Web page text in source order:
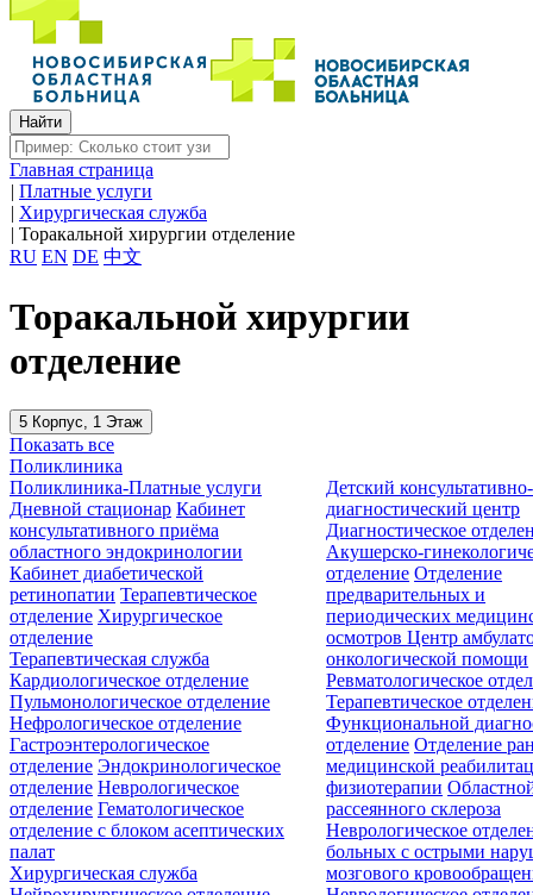
Главная страница
| Платные услуги
| Хирургическая служба
| Торакальной хирургии отделение
RU EN DE 中文
Торакальной хирургии
отделение
5 Корпус, 1 Этаж
Показать все
Поликлиника
Поликлиника-Платные услуги
Дневной стационар Кабинет
консультативного приёма
областного эндокринологии
Кабинет диабетической
ретинопатии Терапевтическое
отделение Хирургическое
отделение
Детский консультативно-
диагностический центр
Диагностическое
Акушерско-
отделение Отделение
предварительных и
периодических
осмотровЦентр
онкологической помощи
Терапевтическая служба
Кардиологическое отделение
Пульмонологическое отделение
Нефрологическое отделение
Гастроэнтерологическое
отделение Эндокринологическое
отделение Неврологическое
отделение Гематологическое
отделение c блоком асептических
палат
Ревматологическое
Терапевтическое
Функциональной
отделение Отделение
медицинской
физиотерапии
рассеянного склероза
Неврологическое
больных с острыми
мозгового
Хирургическая служба